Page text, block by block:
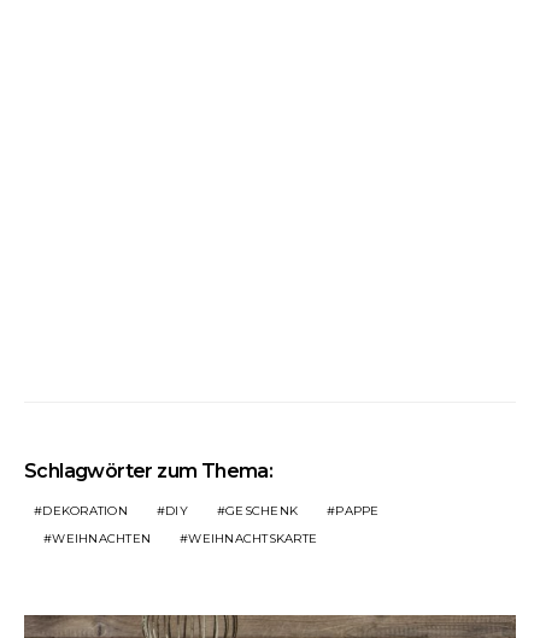
Schlagwörter zum Thema:
DEKORATION DIY GESCHENK
PAPPE
WEIHNACHTEN
WEIHNACHTSKARTE